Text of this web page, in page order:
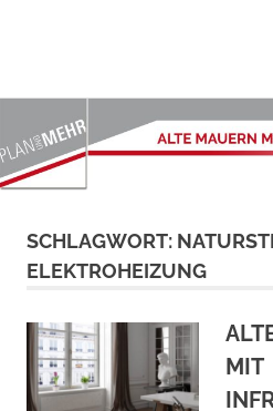
Inhalt
springen
Mehr.at
–
Alte
Mauern
mit
neuem
PLAN
und
MEHR
GmbH
sind
rund
ums
Sanieren
und
Innenarchitektur
SCHLAGWORT:
ELEKTROHEIZUNG
MIT